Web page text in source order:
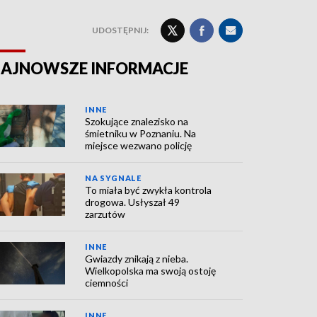
UDOSTĘPNIJ:
INFORMACJE
INNE
Szokujące znalezisko na
śmietniku w Poznaniu. Na
miejsce wezwano policję
NA SYGNALE
To miała być zwykła kontrola
drogowa. Usłyszał 49
zarzutów
INNE
Gwiazdy znikają z nieba.
Wielkopolska ma swoją ostoję
ciemności